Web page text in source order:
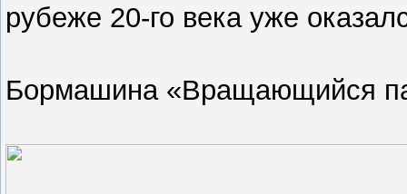
рубеже 20-го века уже
Бормашина «Вращающийся